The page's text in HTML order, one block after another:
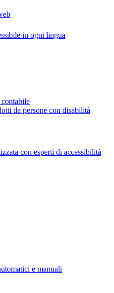
in ogni lingua
da persone con disabilità
con esperti di accessibilità
e manuali